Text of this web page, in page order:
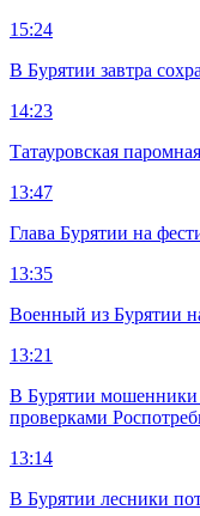
15:24
В Бурятии завтра
14:23
Татауровская
13:47
Глава Бурятии на
13:35
Военный из Бурятии
13:21
В Бурятии мошенники
проверками
13:14
В Бурятии лесники